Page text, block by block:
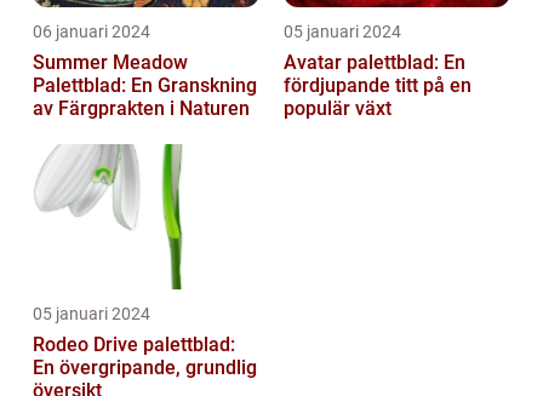
06 januari 2024
Summer Meadow
Palettblad: En Granskning
av Färgprakten i Naturen
05 januari 2024
Avatar palettblad: En
fördjupande titt på en
populär växt
05 januari 2024
Rodeo Drive palettblad:
En övergripande, grundlig
översikt